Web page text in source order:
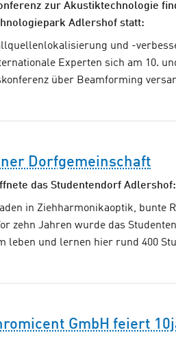
zur Akustiktechnologie
Adlershof statt:
und -
Experten sich am 10.
über Beamforming
Dorfgemeinschaft
das Studentendorf Adlershof:
in Ziehharmonikaoptik, bunte
zehn Jahren wurde das
leben und lernen hier rund 400
GmbH feiert